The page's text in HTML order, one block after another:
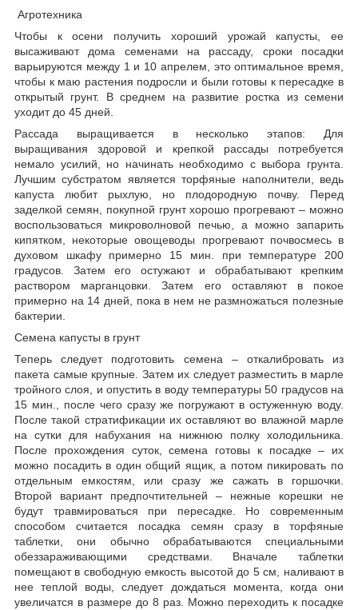
Агротехника
Чтобы к осени получить хороший урожай капусты, ее
высаживают дома семенами на рассаду, сроки посадки
варьируются между 1 и 10 апрелем, это оптимальное время,
чтобы к маю растения подросли и были готовы к пересадке в
открытый грунт. В среднем на развитие ростка из семени
уходит до 45 дней.
Рассада выращивается в несколько этапов: Для
выращивания здоровой и крепкой рассады потребуется
немало усилий, но начинать необходимо с выбора грунта.
Лучшим субстратом является торфяные наполнители, ведь
капуста любит рыхлую, но плодородную почву. Перед
заделкой семян, покупной грунт хорошо прогревают – можно
воспользоваться микроволновой печью, а можно запарить
кипятком, некоторые овощеводы прогревают почвосмесь в
духовом шкафу примерно 15 мин. при температуре 200
градусов. Затем его остужают и обрабатывают крепким
раствором марганцовки. Затем его оставляют в покое
примерно на 14 дней, пока в нем не размножаться полезные
бактерии.
Семена капусты в грунт
Теперь следует подготовить семена – откалибровать из
пакета самые крупные. Затем их следует разместить в марле
тройного слоя, и опустить в воду температуры 50 градусов на
15 мин., после чего сразу же погружают в остуженную воду.
После такой стратификации их оставляют во влажной марле
на сутки для набухания на нижнюю полку холодильника.
После прохождения суток, семена готовы к посадке – их
можно посадить в один общий ящик, а потом пикировать по
отдельным емкостям, или сразу же сажать в горшочки.
Второй вариант предпочтительней – нежные корешки не
будут травмироваться при пересадке. Но современным
способом считается посадка семян сразу в торфяные
таблетки, они обычно обрабатываются специальными
обеззараживающими средствами. Вначале таблетки
помещают в свободную емкость высотой до 5 см, наливают в
нее теплой воды, следует дождаться момента, когда они
увеличатся в размере до 8 раз. Можно переходить к посадке